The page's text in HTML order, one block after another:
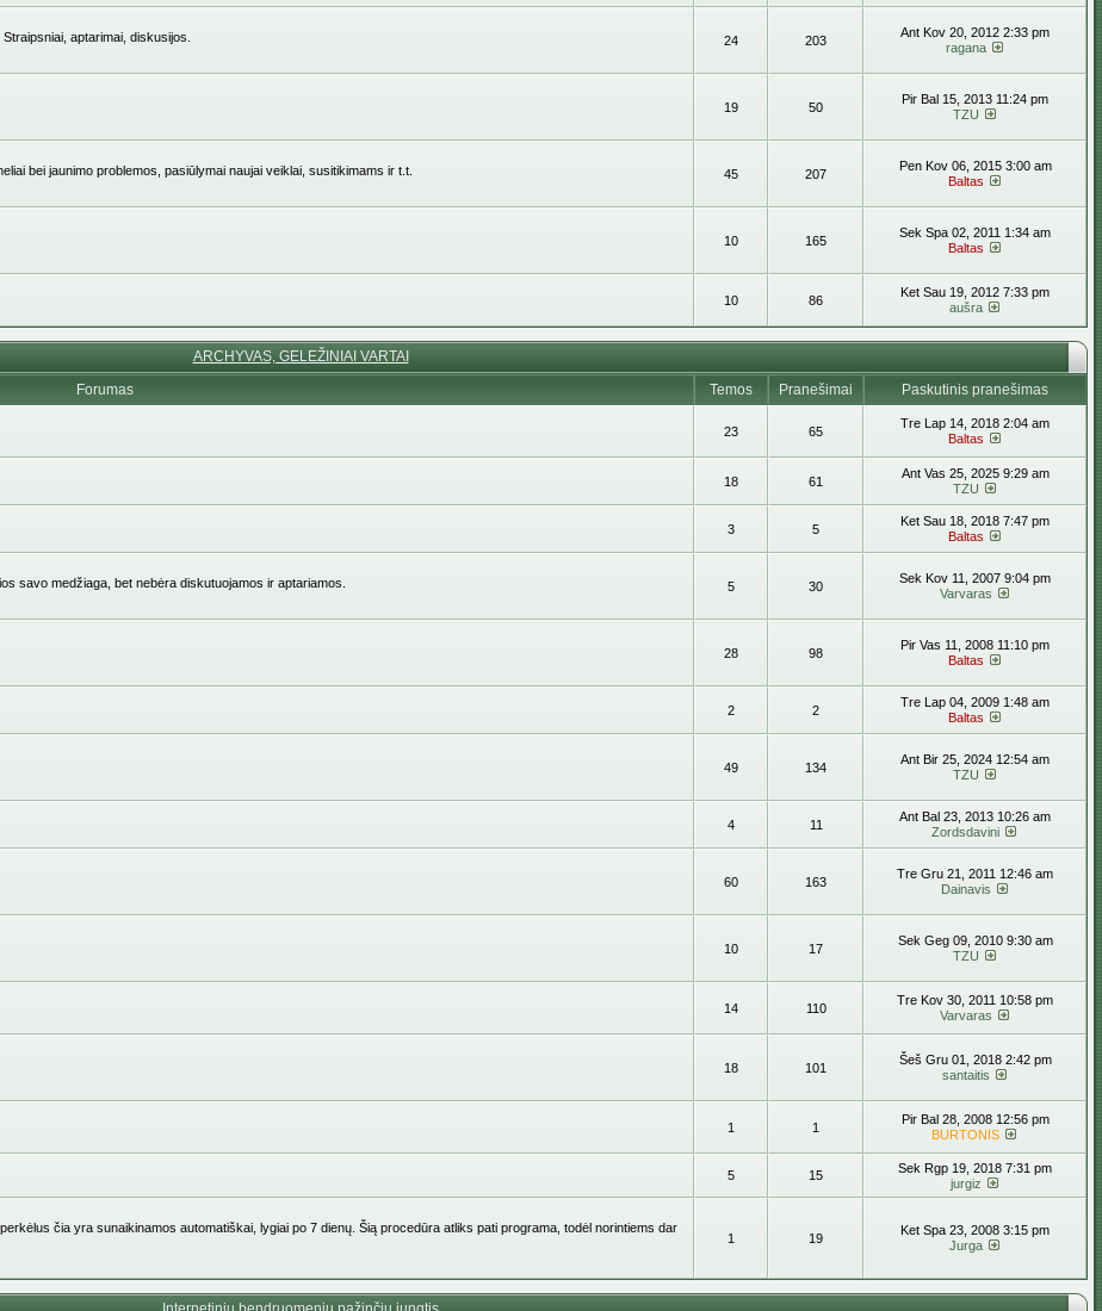
aptarimai, diskusijos.
24 203
Ant Kov 20, 2012 2:33 pm
ragana
19 50
Pir Bal 15, 2013 11:24 pm
TZU
bei jaunimo problemos, pasiūlymai naujai veiklai, susitikimams ir t.t.
45 207
Pen Kov 06, 2015 3:00 am
Baltas
10 165
Sek Spa 02, 2011 1:34 am
Baltas
10 86
Ket Sau 19, 2012 7:33 pm
aušra
ARCHYVAS, GELEŽINIAI VARTAI
Forumas
Temos Pranešimai
Paskutinis pranešimas
23 65
Tre Lap 14, 2018 2:04 am
Baltas
18 61
Ant Vas 25, 2025 9:29 am
TZU
3 5
Ket Sau 18, 2018 7:47 pm
Baltas
savo medžiaga, bet nebėra diskutuojamos ir aptariamos.
5 30
Sek Kov 11, 2007 9:04 pm
Varvaras
28 98
Pir Vas 11, 2008 11:10 pm
Baltas
2 2
Tre Lap 04, 2009 1:48 am
Baltas
49 134
Ant Bir 25, 2024 12:54 am
TZU
4 11
Ant Bal 23, 2013 10:26 am
Zordsdavini
60 163
Tre Gru 21, 2011 12:46 am
Dainavis
10 17
Sek Geg 09, 2010 9:30 am
TZU
14 110
Tre Kov 30, 2011 10:58 pm
Varvaras
18 101
Šeš Gru 01, 2018 2:42 pm
santaitis
1 1
Pir Bal 28, 2008 12:56 pm
BURTONIS
5 15
Sek Rgp 19, 2018 7:31 pm
jurgiz
čia yra sunaikinamos automatiškai, lygiai po 7 dienų. Šią procedūra atliks pati programa, todėl norintiems dar
1 19
Ket Spa 23, 2008 3:15 pm
Jurga